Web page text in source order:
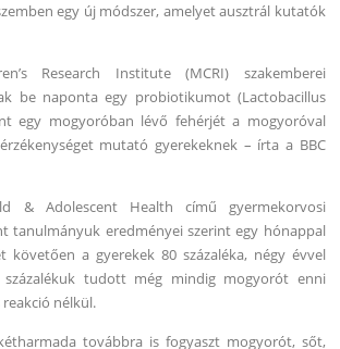
egy új módszer, amelyet ausztrál kutatók
Research Institute (MCRI) szakemberei
be naponta egy probiotikumot (Lactobacillus
egy mogyoróban lévő fehérjét a mogyoróval
mutató gyerekeknek – írta a BBC
& Adolescent Health című gyermekorvosi
tanulmányuk eredményei szerint egy hónappal
követően a gyerekek 80 százaléka, négy évvel
tudott még mindig mogyorót enni
nélkül.
továbbra is fogyaszt mogyorót, sőt,